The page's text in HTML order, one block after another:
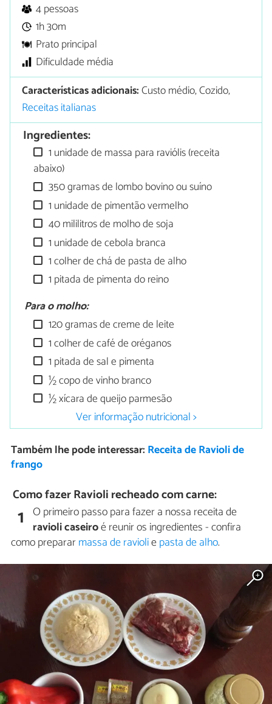
4 pessoas
1h 30m
Prato principal
Dificuldade média
Características adicionais:Custo médio, Cozido,
Receitas italianas
Ingredientes:
1 unidade de massa para raviólis (receita
abaixo)
350 gramas de lombo bovino ou suíno
1 unidade de pimentão vermelho
40 mililitros de molho de soja
1 unidade de cebola branca
1 colher de chá de pasta de alho
1 pitada de pimenta do reino
Para o molho:
120 gramas de creme de leite
1 colher de café de oréganos
1 pitada de sal e pimenta
½ copo de vinho branco
½ xícara de queijo parmesão
Ver informação nutricional >
Também lhe pode interessar: Receita de Ravioli de
frango
Como fazer Ravioli recheado com carne:
1 O primeiro passo para fazer a nossa receita de
ravioli caseiroé reunir os ingredientes - confira
como prepararmassa de ravioliepasta de alho.